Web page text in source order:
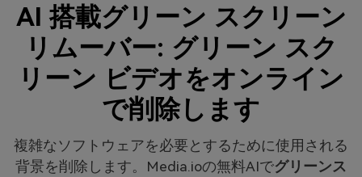
AI 搭載グリーン スクリーン
リムーバー: グリーン スク
リーン ビデオをオンライン
で削除します
複雑なソフトウェアを必要とするために使用される
背景を削除します。Media.ioの無料AIでグリーンス